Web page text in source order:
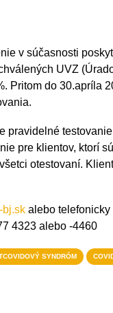
v súčasnosti
UVZ
Pritom do 30.apríla
pre klientov, ktorí
otestovaní.
bj.sk alebo telefonicky
4323 alebo -4460
SYNDRÓM